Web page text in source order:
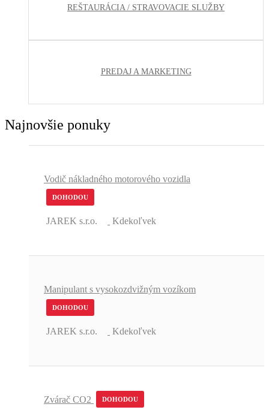
REŠTAURÁCIA / STRAVOVACIE SLUŽBY
PREDAJ A MARKETING
Najnovšie ponuky
Vodič nákladného motorového vozidla
DOHODOU
JAREK s.r.o. Kdekoľvek
Manipulant s vysokozdvižným vozíkom
DOHODOU
JAREK s.r.o. Kdekoľvek
Zvárač CO2 DOHODOU